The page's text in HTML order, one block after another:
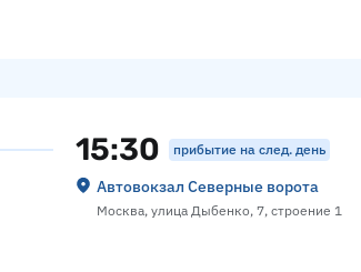
15:30 прибытие на след. день
Автовокзал Северные ворота
Москва, улица Дыбенко, 7, строение 1